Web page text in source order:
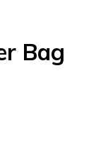
Bag